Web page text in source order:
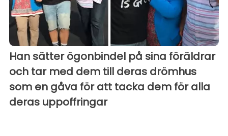
Han sätter ögonbindel på sina föräldrar
och tar med dem till deras drömhus
som en gåva för att tacka dem för alla
deras uppoffringar